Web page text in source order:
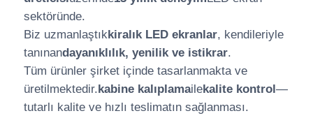
sektöründe.
Biz uzmanlaştıkkiralık LED ekranlar, kendileriyle
tanınandayanıklılık, yenilik ve istikrar.
Tüm ürünler şirket içinde tasarlanmakta ve
üretilmektedir.kabine kalıplamailekalite kontrol—
tutarlı kalite ve hızlı teslimatın sağlanması.